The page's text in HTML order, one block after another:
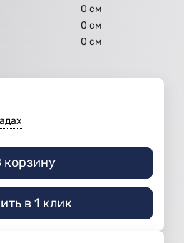
0 см
0 см
0 см
корзину
в 1 клик